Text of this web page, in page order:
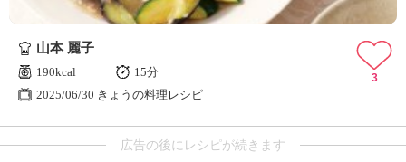
山本 麗子
190kcal
15分
2025/06/30 きょうの料理レシピ
3
広告の後にレシピが続きます